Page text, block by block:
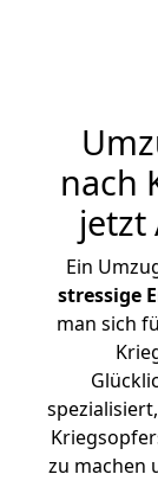
nach
jetzt
Ein
stressige
man sich
zu machen